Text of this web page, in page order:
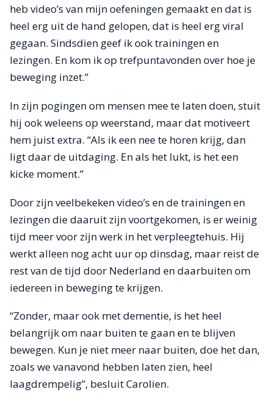
heb video’s van mijn oefeningen gemaakt en dat is
heel erg uit de hand gelopen, dat is heel erg viral
gegaan. Sindsdien geef ik ook trainingen en
lezingen. En kom ik op trefpuntavonden over hoe je
beweging inzet.”
In zijn pogingen om mensen mee te laten doen, stuit
hij ook weleens op weerstand, maar dat motiveert
hem juist extra. “Als ik een nee te horen krijg, dan
ligt daar de uitdaging. En als het lukt, is het een
kicke moment.”
Door zijn veelbekeken video’s en de trainingen en
lezingen die daaruit zijn voortgekomen, is er weinig
tijd meer voor zijn werk in het verpleegtehuis. Hij
werkt alleen nog acht uur op dinsdag, maar reist de
rest van de tijd door Nederland en daarbuiten om
iedereen in beweging te krijgen.
“Zonder, maar ook met dementie, is het heel
belangrijk om naar buiten te gaan en te blijven
bewegen. Kun je niet meer naar buiten, doe het dan,
zoals we vanavond hebben laten zien, heel
laagdrempelig”, besluit Carolien.